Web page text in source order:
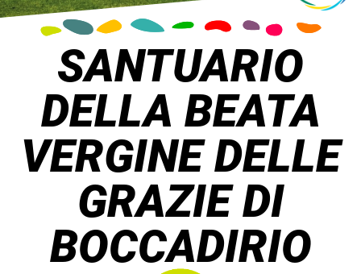
SANTUARIO
DELLA BEATA
VERGINE DELLE
GRAZIE DI
BOCCADIRIO